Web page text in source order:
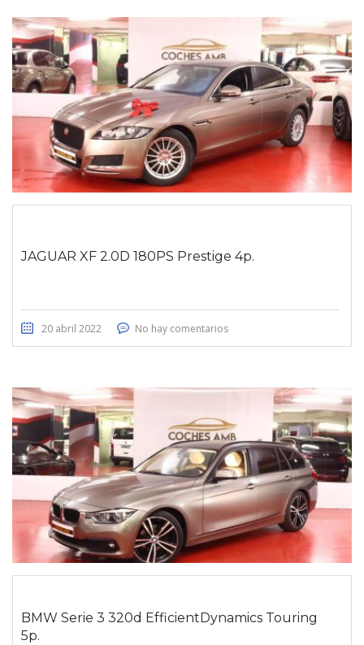
JAGUAR XF 2.0D 180PS Prestige 4p.
20 abril 2022 No hay comentarios
BMW Serie 3 320d EfficientDynamics Touring
5p.